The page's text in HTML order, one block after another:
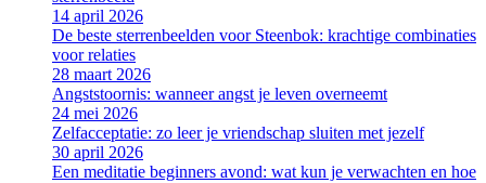
14 april 2026
De beste sterrenbeelden voor Steenbok: krachtige combinaties
voor relaties
28 maart 2026
Angststoornis: wanneer angst je leven overneemt
24 mei 2026
Zelfacceptatie: zo leer je vriendschap sluiten met jezelf
30 april 2026
Een meditatie beginners avond: wat kun je verwachten en hoe